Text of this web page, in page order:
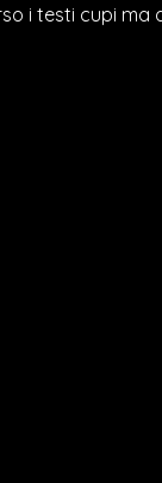
i testi cupi ma